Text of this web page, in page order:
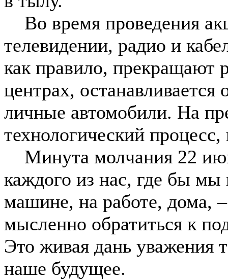
Во время проведения
телевидении, радио и
как правило, прекращают
центрах,
личные автомобили. На
технологический процесс,
Минута молчания 22
каждого из нас, где бы мы
машине, на работе, дома,
мысленно обратиться к
Это живая дань уважения
наше будущее.